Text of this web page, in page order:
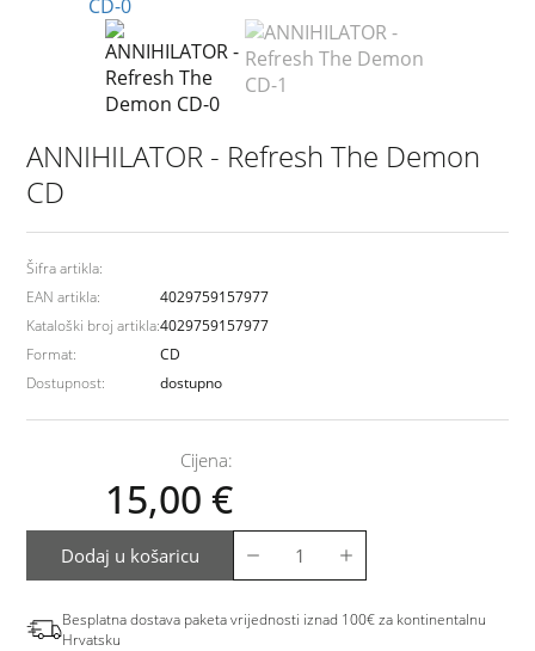
ANNIHILATOR - Refresh The Demon
CD
Šifra artikla:
EAN artikla:
Kataloški broj artikla:
Format:
Dostupnost:
4029759157977
4029759157977
CD
dostupno
Cijena:
15,00 €
Dodaj u košaricu
Besplatna dostava paketa vrijednosti iznad 100€ za kontinentalnu
Hrvatsku